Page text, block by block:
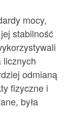
mocy,
stabilność
licznych
odmianą
fizyczne i
była